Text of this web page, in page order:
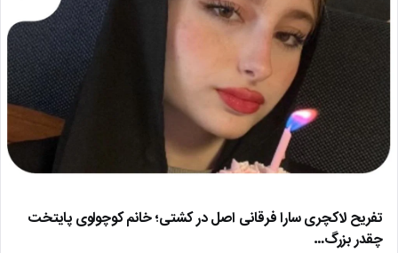
تفریح لاکچری سارا فرقانی اصل در کشتی؛ خانم کوچولوی پایتخت
چقدر بزرگ…